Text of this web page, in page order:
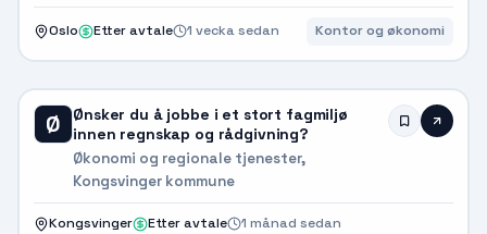
Oslo Etter avtale 1 vecka sedan Kontor og økonomi
Ø
Ønsker du å jobbe i et stort fagmiljø
innen regnskap og rådgivning?
Økonomi og regionale tjenester,
Kongsvinger kommune
Kongsvinger Etter avtale
1 månad sedan